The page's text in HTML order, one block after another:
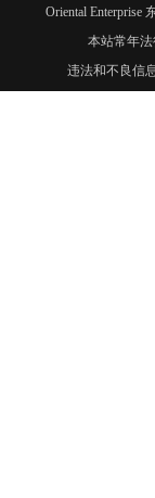
Oriental Enterprise
本站常年
违法和不良信